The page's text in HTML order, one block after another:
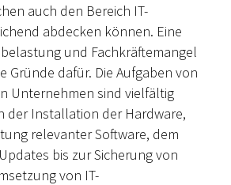
auch den Bereich IT-
abdecken können. Eine
und Fachkräftemangel
Gründe dafür. Die Aufgaben von
Unternehmen sind vielfältig
der Installation der Hardware,
relevanter Software, dem
bis zur Sicherung von
von IT-